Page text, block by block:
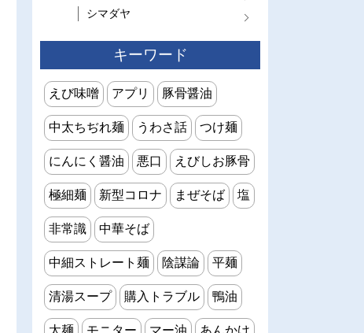
シマダヤ
キーワード
えび味噌 アプリ 豚骨醤油
中太ちぢれ麺 うわさ話 つけ麺
にんにく醤油 悪口 えびしお豚骨
極細麺 新型コロナ まぜそば 塩
非常識 中華そば
中細ストレート麺 陰謀論 平麺
清湯スープ 購入トラブル 鴨油
太麺 モニター マー油 あんかけ